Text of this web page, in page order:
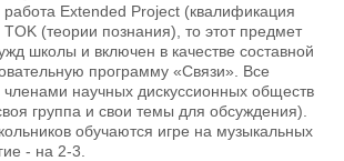
работа Extended Project (квалификация
TOK (теории познания), то этот предмет
школы и включен в качестве составной
программу «Связи». Все
членами научных дискуссионных обществ
группа и свои темы для обсуждения).
обучаются игре на музыкальных
- на 2-3.